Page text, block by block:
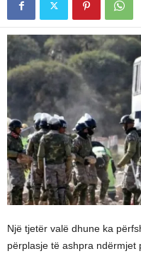
Një tjetër valë dhune ka
përplasje të ashpra ndërmjet